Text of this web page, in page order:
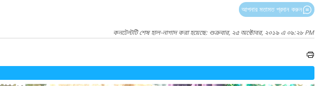
আপনার মতামত প্রদান করুন
কনটেন্টটি শেষ হাল-নাগাদ করা হয়েছে: শুক্রবার, ২৫ অক্টোবর, ২০১৯ এ ০৯:২৮ PM